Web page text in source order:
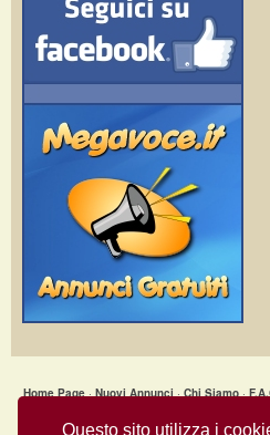
Questo sito utilizza i
Home Page·Nuovi Annunci·Chi Siamo·